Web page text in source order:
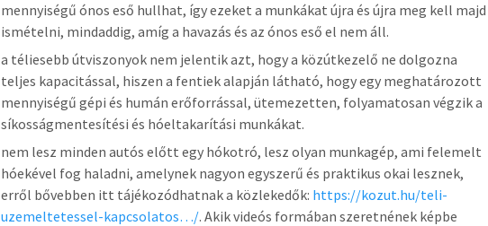
mennyiségű ónos eső hullhat, így ezeket a munkákat újra és újra meg kell majd
ismételni, mindaddig, amíg a havazás és az ónos eső el nem áll.
a téliesebb útviszonyok nem jelentik azt, hogy a közútkezelő ne dolgozna
teljes kapacitással, hiszen a fentiek alapján látható, hogy egy meghatározott
mennyiségű gépi és humán erőforrással, ütemezetten, folyamatosan végzik a
síkosságmentesítési és hóeltakarítási munkákat.
nem lesz minden autós előtt egy hókotró, lesz olyan munkagép, ami felemelt
hóekével fog haladni, amelynek nagyon egyszerű és praktikus okai lesznek,
erről bővebben itt tájékozódhatnak a közlekedők: https://kozut.hu/teli-
uzemeltetessel-kapcsolatos…/. Akik videós formában szeretnének képbe